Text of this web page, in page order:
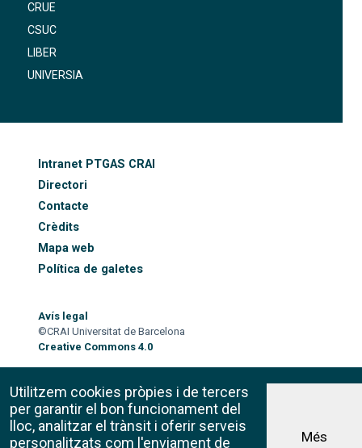
CRUE
CSUC
LIBER
UNIVERSIA
Intranet PTGAS CRAI
Directori
Contacte
Crèdits
Mapa web
Política de galetes
Avís legal
©CRAI Universitat de Barcelona
Creative Commons 4.0
Utilitzem cookies pròpies i de tercers
per garantir el bon funcionament del
lloc, analitzar el trànsit i oferir serveis
personalitzats com l'enviament de
Més